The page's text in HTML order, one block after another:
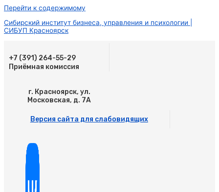
Перейти к содержимому
Сибирский институт бизнеса, управления и психологии |
СИБУП Красноярск
+7 (391) 264-55-29
Приёмная комиссия
г. Красноярск, ул.
Московская, д. 7А
Версия сайта для слабовидящих